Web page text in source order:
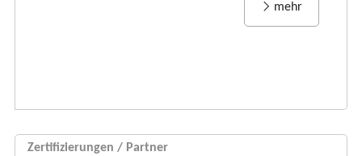
mehr
Zertifizierungen / Partner